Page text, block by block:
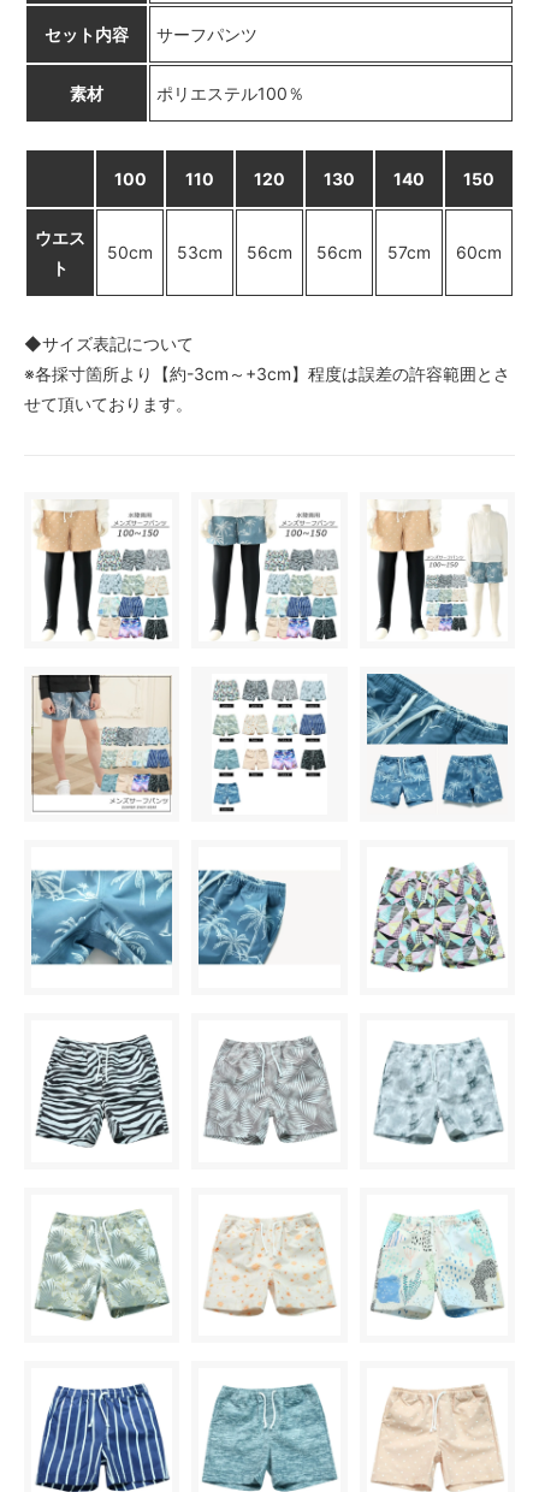
A柄〈color__S-11__〉
× 売り切れ中
D柄〈color__S-14__〉
H柄〈color__S-18__〉
○ 在庫有り
I柄〈color__S-19__〉
○ 在庫有り
○ 在庫有り
K柄〈color__S-21__〉
△ 残り僅か
L柄〈color__S-22__〉
A柄〈color__S-11__〉
○ 在庫有り
B柄〈color__S-12__〉
○ 在庫有り
D柄〈color__S-14__〉
SOLD OUT
× 売り切れ中
F柄〈color__S-16__〉
○ 在庫有り
G柄〈color__S-17__〉
SOLD OUT
× 売り切れ中
I柄〈color__S-19__〉
○ 在庫有り
J柄〈color__S-20__〉
セット内容 サーフパンツ
素材 ポリエステル100％
100 110 120 130 140 150
ウエス
ト
50cm 53cm 56cm 56cm 57cm 60cm
◆サイズ表記について
※各採寸箇所より【約-3cm～+3cm】程度は誤差の許容範囲とさ
せて頂いております。